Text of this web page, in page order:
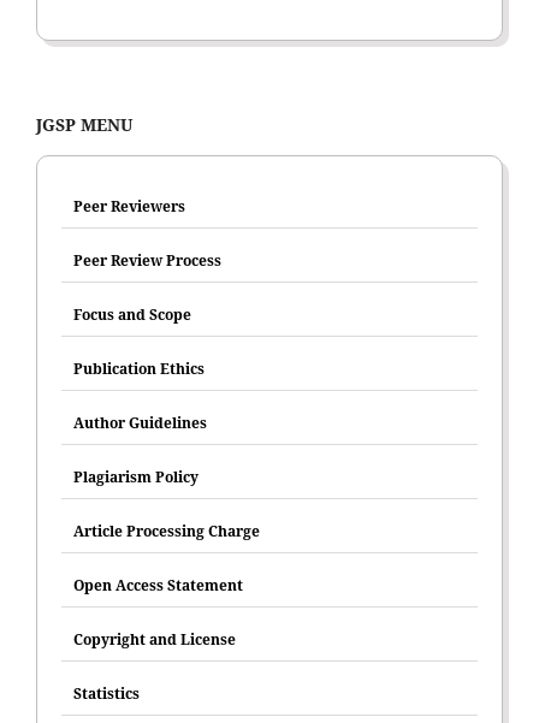
JGSP MENU
Peer Reviewers
Peer Review Process
Focus and Scope
Publication Ethics
Author Guidelines
Plagiarism Policy
Article Processing Charge
Open Access Statement
Copyright and License
Statistics